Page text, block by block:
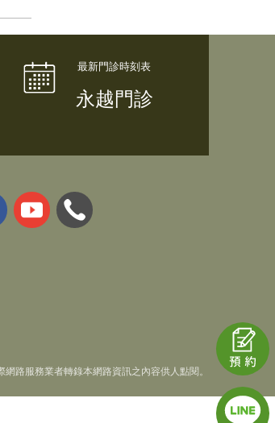
永越門診
路服務業者轉錄本網路資訊之內容供人點閱。